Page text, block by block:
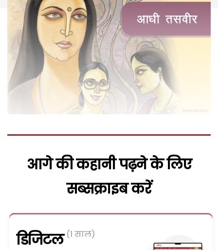
आगे की कहानी पढ़ने के लिए
सब्सक्राइब करें
डिजिटल (1 साल)